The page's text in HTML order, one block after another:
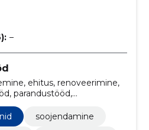
–
ehitus, renoveerimine,
parandustööd,
soojendamine